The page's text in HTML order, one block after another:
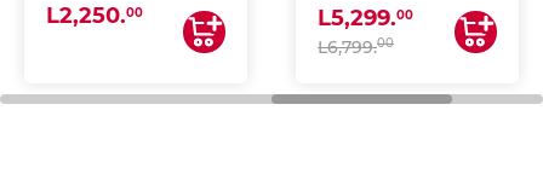
L2,250.00
ESCANEA)
L5,299.00
L6,799.00